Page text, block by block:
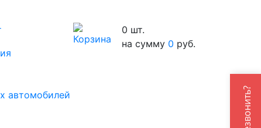
0 шт.
на сумму 0 руб.
автомобилей